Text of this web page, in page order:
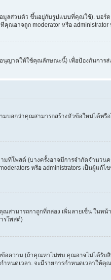
ส่วนตัว ขึ้นอยู่กับรูปแบบที่คุณใช้). บอร์
ณอาจถูก moderator หรือ
ญาตให้ใช้คุณลักษณะนี้) เพื่อป้องกันการส่
กว่าคุณสามารถสร้างหัวข้อใหม่ได้หรื
ที่โพสต์ (บางครั้งอาจมีการจำกัดจำน
หรือ administrators เป็นผู้แก้
มารถกาถูกที่กล่อง เพิ่มลายเซ็น ในห
รโพสต์)
วาม (ถ้าคุณหาไม่พบ คุณอาจไม่ได้รับสิ
นดเวลา. จะมีรายการกำหนดเวลาให้คุ